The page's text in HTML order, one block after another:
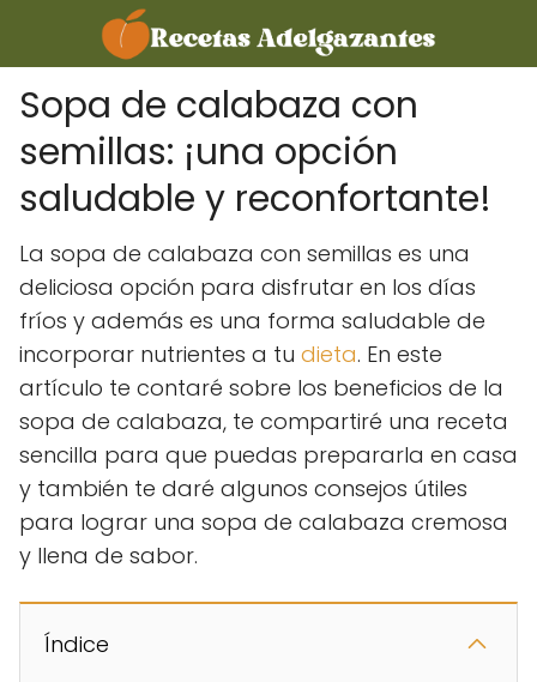
Sopa de calabaza con
semillas: ¡una opción
saludable y reconfortante!
La sopa de calabaza con semillas es una
deliciosa opción para disfrutar en los días
fríos y además es una forma saludable de
incorporar nutrientes a tu dieta. En este
artículo te contaré sobre los beneficios de la
sopa de calabaza, te compartiré una receta
sencilla para que puedas prepararla en casa
y también te daré algunos consejos útiles
para lograr una sopa de calabaza cremosa
y llena de sabor.
Índice